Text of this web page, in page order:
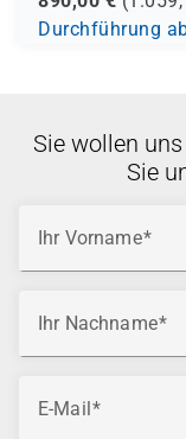
Durchführung
Sie wollen
Sie
Ihr Vorname
Ihr Nachname
E-Mail